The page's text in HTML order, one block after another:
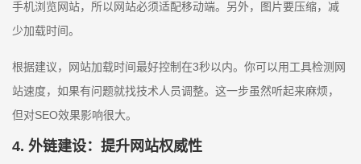
手机浏览网站，所以网站必须适配移动端。另外，图片要压缩，减
少加载时间。
根据建议，网站加载时间最好控制在3秒以内。你可以用工具检测网
站速度，如果有问题就找技术人员调整。这一步虽然听起来麻烦，
但对SEO效果影响很大。
4. 外链建设：提升网站权威性